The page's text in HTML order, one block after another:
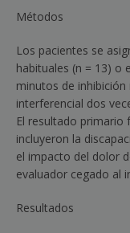
Métodos
Los pacientes se
habituales (n = 13) o
minutos de
interferencial dos
El resultado primario
incluyeron la
el impacto del dolor
evaluador cegado al
Resultados